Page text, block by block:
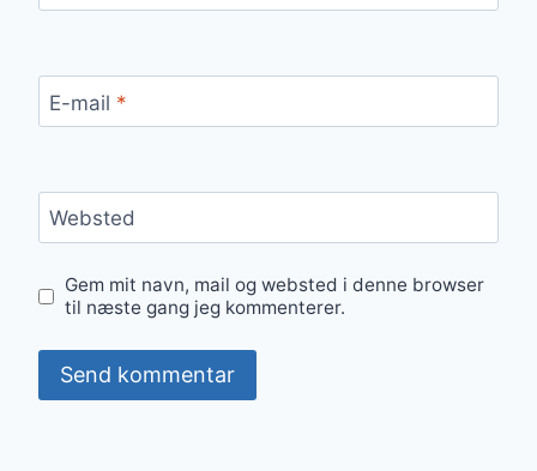
E-mail *
Websted
Gem mit navn, mail og websted i denne browser
til næste gang jeg kommenterer.